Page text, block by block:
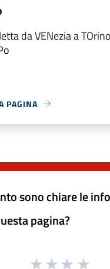
da VENezia a
PAGINA
sono chiare le
pagina?